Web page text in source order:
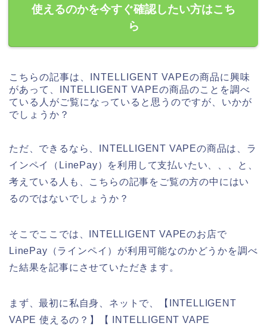
使えるのかを今すぐ確認したい方はこち
ら
こちらの記事は、INTELLIGENT VAPEの商品に興味
があって、INTELLIGENT VAPEの商品のことを調べ
ている人がご覧になっていると思うのですが、いかが
でしょうか？
ただ、できるなら、INTELLIGENT VAPEの商品は、ラ
インペイ（LinePay）を利用して支払いたい、、、と、
考えている人も、こちらの記事をご覧の方の中にはい
るのではないでしょうか？
そこでここでは、INTELLIGENT VAPEのお店で
LinePay（ラインペイ）が利用可能なのかどうかを調べ
た結果を記事にさせていただきます。
まず、最初に私自身、ネットで、【INTELLIGENT
VAPE 使えるの？】【 INTELLIGENT VAPE